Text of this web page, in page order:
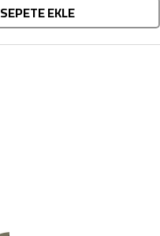
SEPETE EKLE